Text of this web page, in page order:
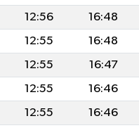
12:56 16:48
12:55 16:48
12:55 16:47
12:55 16:46
12:55 16:46